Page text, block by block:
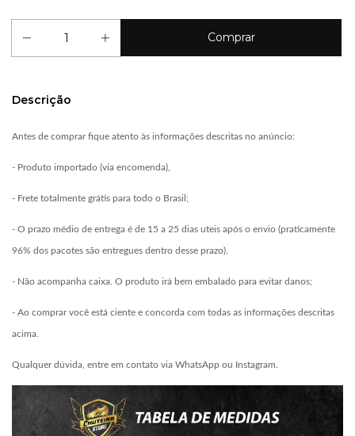
Descrição
Antes de comprar fique atento às informações descritas no anúncio:
- Produto importado (via encomenda),
- Frete totalmente grátis para todo o Brasil;
- O prazo médio de entrega é de 15 a 25 dias uteis após o envio (praticamente
96% dos pacotes são entregues dentro desse prazo).
- Não acompanha caixa. O produto irá bem embalado para evitar danos;
- Ao comprar você está ciente e concorda com todas as informações descritas
acima.
Qualquer dúvida, entre em contato via WhatsApp ou Instagram.